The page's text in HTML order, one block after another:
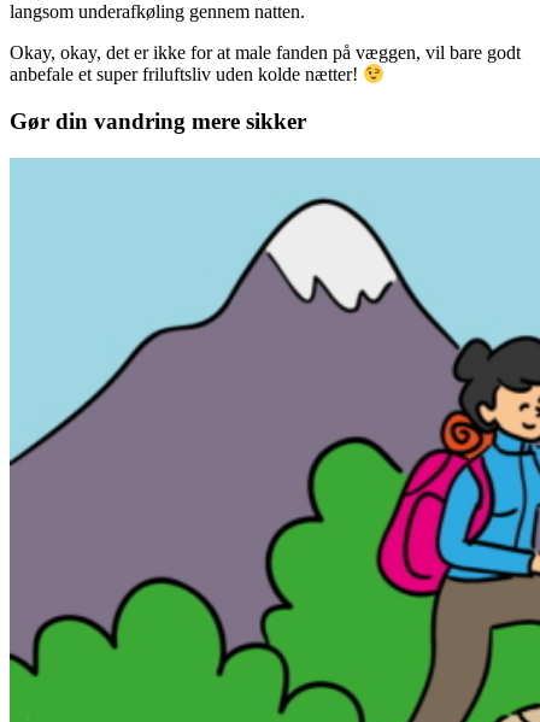
langsom underafkøling gennem natten.
Okay, okay, det er ikke for at male fanden på væggen, vil bare godt
anbefale et super friluftsliv uden kolde nætter!
Gør din vandring mere sikker